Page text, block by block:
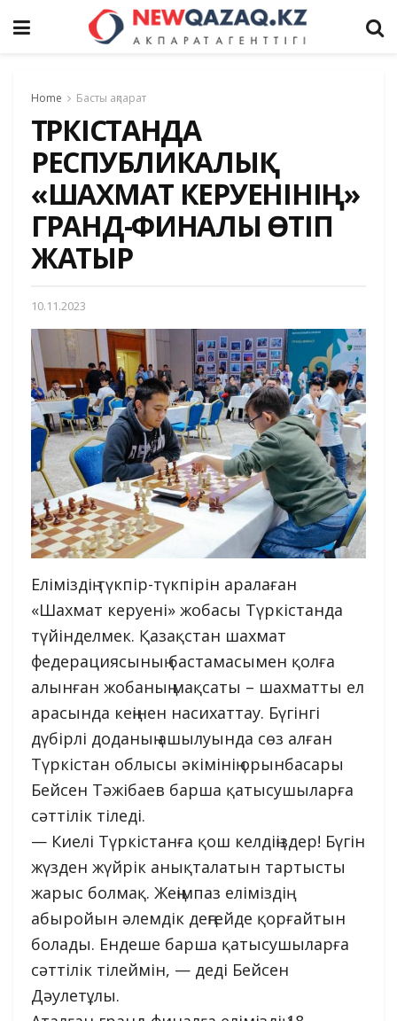
Home Басты ақпарат
ТҮРКІСТАНДА
РЕСПУБЛИКАЛЫҚ
«ШАХМАТ КЕРУЕНІНІҢ»
ГРАНД-ФИНАЛЫ ӨТІП
ЖАТЫР
10.11.2023
Еліміздің түкпір-түкпірін аралаған
«Шахмат керуені» жобасы Түркістанда
түйінделмек. Қазақстан шахмат
федерациясының бастамасымен қолға
алынған жобаның мақсаты – шахматты ел
арасында кеңінен насихаттау. Бүгінгі
дүбірлі доданың ашылуында сөз алған
Түркістан облысы әкімінің орынбасары
Бейсен Тәжібаев барша қатысушыларға
сәттілік тіледі.
— Киелі Түркістанға қош келдіңіздер! Бүгін
жүзден жүйрік анықталатын тартысты
жарыс болмақ. Жеңімпаз еліміздің
абыройын әлемдік деңгейде қорғайтын
болады. Ендеше барша қатысушыларға
сәттілік тілеймін, — деді Бейсен
Дәулетұлы.